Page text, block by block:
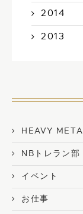
2014
2013
HEAVY
NBトレラン部
イベント
お仕事